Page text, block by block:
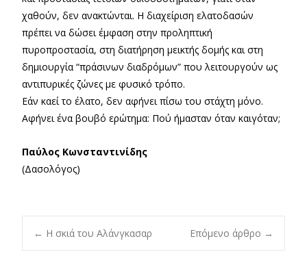
χαθούν, δεν ανακτώνται. Η διαχείριση ελατοδασών
πρέπει να δώσει έμφαση στην προληπτική
πυροπροστασία, στη διατήρηση μεικτής δομής και στη
δημιουργία “πράσινων διαδρόμων” που λειτουργούν ως
αντιπυρικές ζώνες με φυσικό τρόπο.
Εάν καεί το έλατο, δεν αφήνει πίσω του στάχτη μόνο.
Αφήνει ένα βουβό ερώτημα: Πού ήμασταν όταν καιγόταν;
Παύλος Κωνσταντινίδης
(Δασολόγος)
Post
← Η σκιά του Αλάνγκασαρ Επόμενο άρθρο →